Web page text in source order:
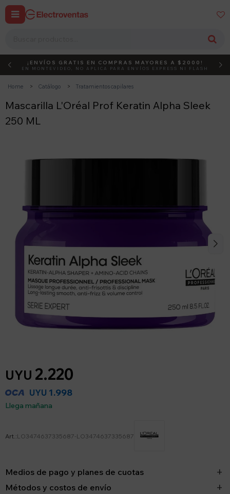
 
DEBUT ACTIVÁ EL CÓDIGO
¡ENVÍOS GRATIS EN COMPRAS MAYORES A $2000!
EN MONTEVIDEO, NO APLICA PARA ENVÍOS EXPRESS NI FLASH
Home Catálogo Tratamientos capilares
Mascarilla L'Oréal Prof Keratin Alpha Sleek
250 ML
UYU 2.220
UYU 1.998
Llega mañana
LO3474637335687-LO3474637335687
Medios de pago y planes de cuotas
Métodos y costos de envío